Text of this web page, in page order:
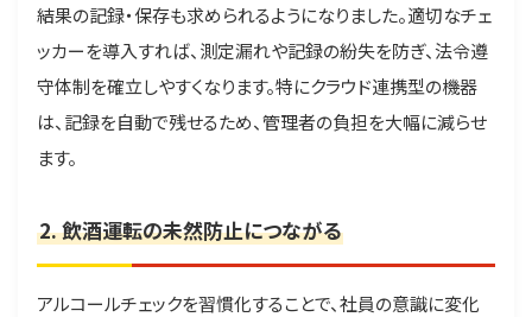
結果の記録・保存も求められるようになりました。適切なチェ
ッカーを導入すれば、測定漏れや記録の紛失を防ぎ、法令遵
守体制を確立しやすくなります。特にクラウド連携型の機器
は、記録を自動で残せるため、管理者の負担を大幅に減らせ
ます。
2. 飲酒運転の未然防止につながる
アルコールチェックを習慣化することで、社員の意識に変化